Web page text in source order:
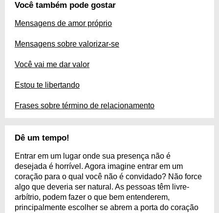
Você também pode gostar
Mensagens de amor próprio
Mensagens sobre valorizar-se
Você vai me dar valor
Estou te libertando
Frases sobre término de relacionamento
Dê um tempo!
Entrar em um lugar onde sua presença não é
desejada é horrível. Agora imagine entrar em um
coração para o qual você não é convidado? Não force
algo que deveria ser natural. As pessoas têm livre-
arbítrio, podem fazer o que bem entenderem,
principalmente escolher se abrem a porta do coração